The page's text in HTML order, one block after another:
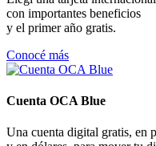
con importantes beneficios
y el primer año gratis.
Conocé más
Cuenta OCA Blue
Una cuenta digital gratis, en